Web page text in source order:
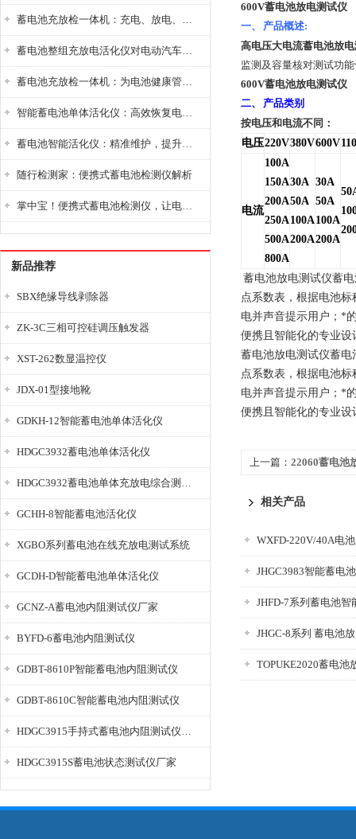
蓄电池充放检一体机：充电、放电、检测三功能集成设备
蓄电池整组充放电活化仪对电动汽车电池有帮助吗？
蓄电池充放检一体机：为电池健康管理提供一站式解决方案
智能蓄电池单体活化仪：高效恢复电池性能，延长蓄电池使用寿命
蓄电池智能活化仪：精准维护，提升电池健康状态
随行检测家：便携式蓄电池检测仪解析
掌中宝！便携式蓄电池检测仪，让电池检测变得简单又快捷！
新品推荐
SBX绝缘导线剥除器
ZK-3C三相可控硅调压触发器
XST-262数显温控仪
JDX-01型接地靴
GDKH-12智能蓄电池单体活化仪
HDGC3932蓄电池单体活化仪
HDGC3932蓄电池单体充放电综合测试仪
GCHH-8智能蓄电池活化仪
XGBO系列蓄电池在线充放电测试系统
GCDH-D智能蓄电池单体活化仪
GCNZ-A蓄电池内阻测试仪厂家
BYFD-6蓄电池内阻测试仪
GDBT-8610P智能蓄电池内阻测试仪
GDBT-8610C智能蓄电池内阻测试仪
HDGC3915手持式蓄电池内阻测试仪厂家
HDGC3915S蓄电池状态测试仪厂家
600V蓄电池放电测试仪
一、
产品概述:
高电压大电流蓄电池放
监测及容量核对测试功
600V蓄电池放电测试仪
二、
产品类别
按电压和电流不同：
电压220V380V600V
电流
100A
150A
200A
250A
500A
800A
30A
50A
100A
200A
30A
50A
100A
200A
蓄电池放电测试仪蓄
点系数表，根据电池
电并声音提示用户；*
便携且智能化的专业
蓄电池放电测试仪蓄电
点系数表，根据电池
电并声音提示用户；*
便携且智能化的专业
上一篇： 22060蓄电池
相关产品
WXFD-220V/40A电
JHGC3983智能蓄电
JHFD-7系列蓄电池智
JHGC-8系列 蓄电池
TOPUKE2020蓄电池